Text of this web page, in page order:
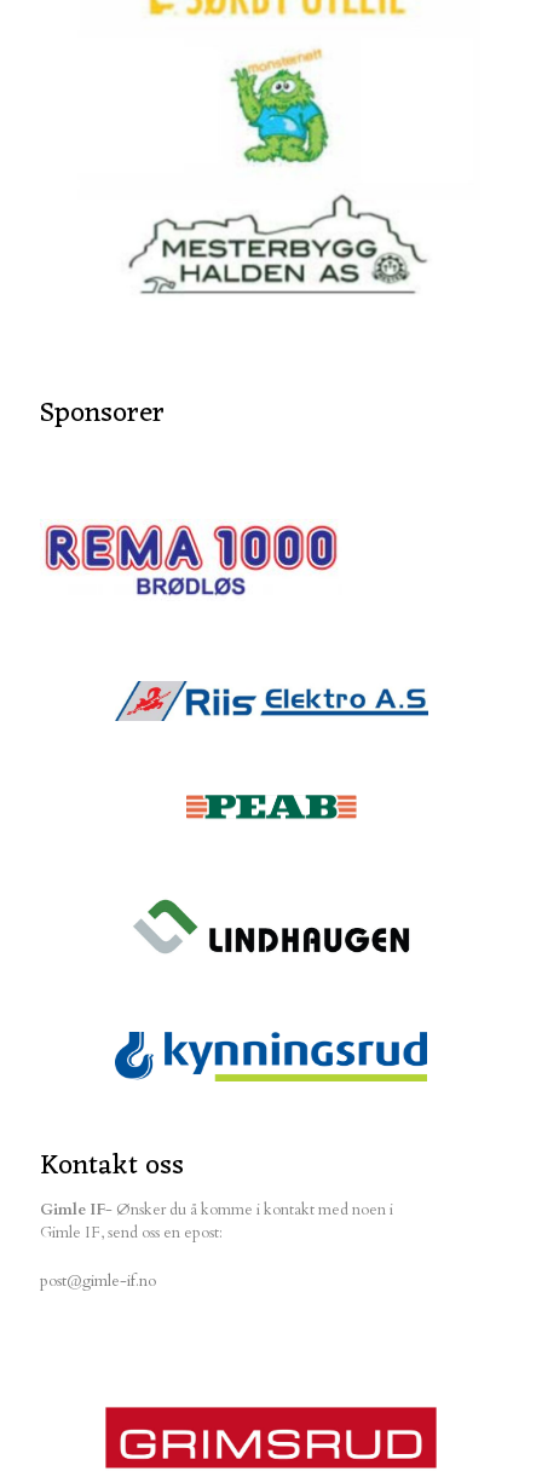
Sponsorer
Kontakt oss
Gimle IF- Ønsker du å komme i kontakt med noen i
Gimle IF, send oss en epost:
post@gimle-if.no